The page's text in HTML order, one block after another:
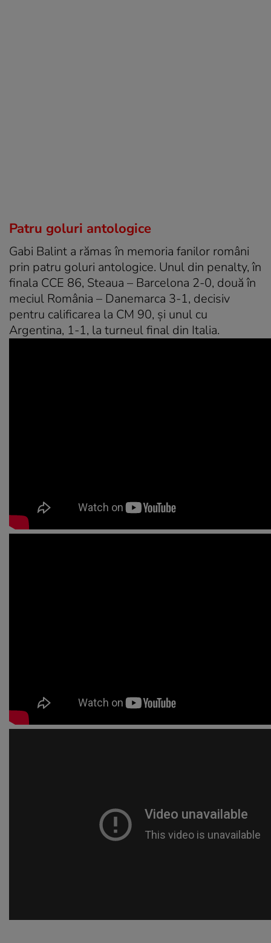
Patru goluri antologice
Gabi Balint a rămas în memoria fanilor români
prin patru goluri antologice. Unul din penalty, în
finala CCE 86, Steaua – Barcelona 2-0, două în
meciul România – Danemarca 3-1, decisiv
pentru calificarea la CM 90, și unul cu
Argentina, 1-1, la turneul final din Italia.